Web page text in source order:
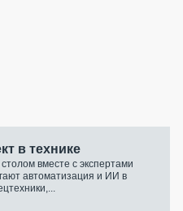
в технике
вместе с экспертами
автоматизация и ИИ в